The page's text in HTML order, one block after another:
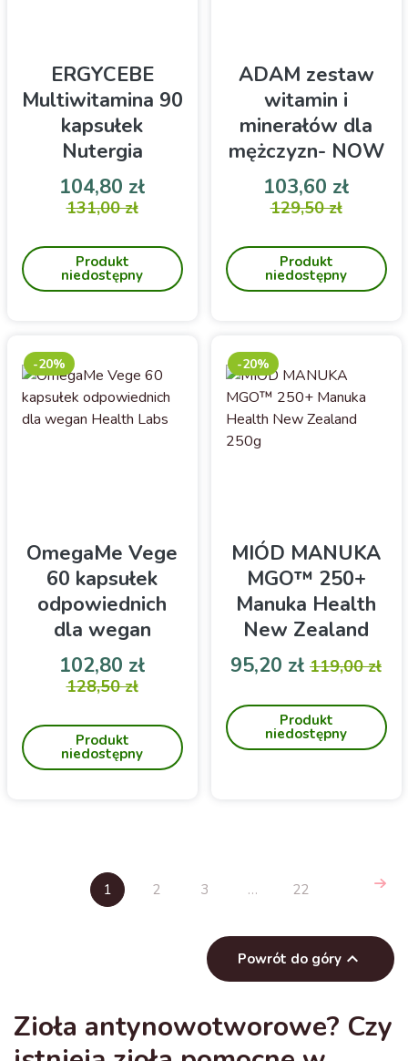
ERGYCEBE
Multiwitamina 90
kapsułek
Nutergia
Suplement diety
cynk i chrom| Zmęczenie,
utrata energii|
Uzupełnienie diety w
Cena
104,80 złCena podstawowa
131,00 zł
Produkt
niedostępny
ADAM zestaw
witamin i
minerałów dla
mężczyzn- NOW
90 kapsułek
Zestaw witamin,
śladowych dla wsparcie
zdrowia mężczyzny po 40
roku życia
Cena
103,60 złCena
129,50 zł
Produkt
niedostępny
OmegaMe Vege
60 kapsułek
odpowiednich
dla wegan
Health Labs
Roślinne źródło kwasów
DHA i witaminy D3
Cena
102,80 złCena podstawowa
128,50 zł
Produkt
niedostępny
-20%
MIÓD MANUKA
MGO™ 250+
Manuka Health
New Zealand
250g
Manuka MGO 250+ 250g
Cena
95,20 zł Cena
119,00 zł
Produkt
niedostępny
-20%
1 2 3 … 22
Powrót do góry 
Zioła antynowotworowe? Czy